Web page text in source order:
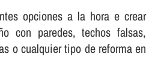
opciones a la hora e crear
con paredes, techos falsas,
o cualquier tipo de reforma en